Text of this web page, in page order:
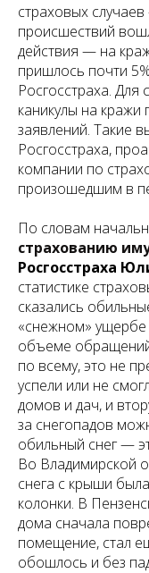
страховых
происшествий
действия — на
пришлось почти
Росгосстраха.
каникулы на
заявлений. Такие
Росгосстраха,
компании по
произошедшим в
По словам
страхованию
Росгосстраха
статистике
сказались
«снежном»
объеме
по всему, это не
успели или не
домов и дач, и
за снегопадов
обильный снег —
Во Владимирской
снега с крыши
колонки. В
дома сначала
помещение, стал
обошлось и без